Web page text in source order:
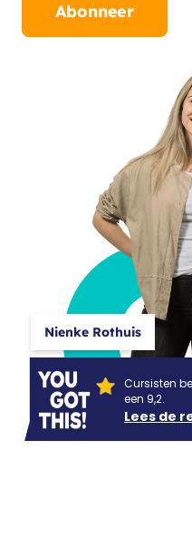
Abonneer
Nienke Rothuis
Cursisten
een 9,2.
Lees de